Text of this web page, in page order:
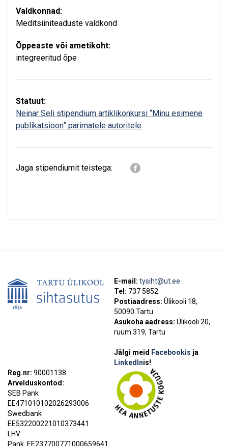
Valdkonnad:
Meditsiiniteaduste valdkond
Õppeaste või ametikoht:
integreeritud õpe
Statuut:
Neinar Seli stipendium artiklikonkursi “Minu esimene
publikatsioon” parimatele autoritele
Jaga stipendiumit teistega:
E-mail: tysiht@ut.ee
Tel: 737 5852
Postiaadress: Ülikooli 18,
50090 Tartu
Asukoha aadress: Ülikooli 20,
ruum 319, Tartu
Jälgi meid Facebookis ja
LinkedInis!
Reg.nr: 90001138
Arvelduskontod:
SEB Pank
EE471010102026293006
Swedbank
EE532200221010373441
LHV
Pank EE237700771000659641